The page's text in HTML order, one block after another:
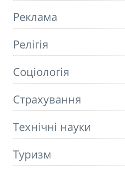
Реклама
Релігія
Соціологія
Страхування
Технічні науки
Туризм